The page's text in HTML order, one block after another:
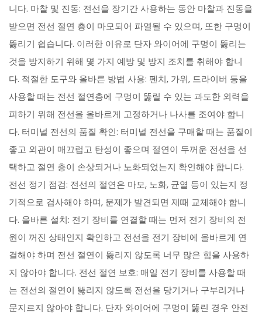
니다. 마찰 및 진동: 전선을 장기간 사용하는 동안 마찰과 진동을
받으면 전선 절연 층이 마모되어 파열될 수 있으며, 또한 구멍이
뚫리기 쉽습니다. 이러한 이유로 단자 와이어에 구멍이 뚫리는
것을 방지하기 위해 몇 가지 예방 및 방지 조치를 취해야 합니
다. 적절한 도구와 올바른 방법 사용: 펜치, 가위, 드라이버 등을
사용할 때는 전선 절연층에 구멍이 뚫릴 수 있는 과도한 외력을
피하기 위해 전선을 올바르게 고정하거나 나사를 조여야 합니
다. 터미널 전선의 품질 확인: 터미널 전선을 구매할 때는 품질이
좋고 외관이 매끄럽고 탄성이 좋으며 절연이 두꺼운 전선을 선
택하고 절연 층이 손상되거나 노화되었는지 확인해야 합니다.
전선 정기 점검: 전선의 절연은 마모, 노화, 균열 등이 있는지 정
기적으로 검사해야 하며, 문제가 발견되면 제때 교체해야 합니
다. 올바른 설치: 전기 장비를 연결할 때는 먼저 전기 장비의 전
원이 꺼진 상태인지 확인하고 전선을 전기 장비에 올바르게 연
결해야 하며 전선 절연이 뚫리지 않도록 너무 많은 힘을 사용하
지 않아야 합니다. 전선 절연 보호: 매일 전기 장비를 사용할 때
는 전선의 절연이 뚫리지 않도록 전선을 당기거나 구부리거나
문지르지 않아야 합니다. 단자 와이어에 구멍이 뚫린 경우 안전